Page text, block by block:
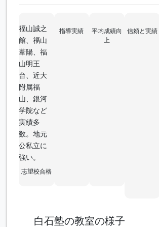
福山誠之
館、福山
葦陽、福
山明王
台、近大
附属福
山、銀河
学院など
実績多
数。地元
公私立に
強い。
志望校合格
指導実績
平均成績向
上
信頼と実績
白石塾の教室の様子